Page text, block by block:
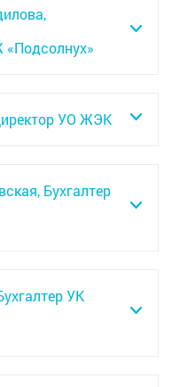
УО ЖЭК
Бухгалтер
УК